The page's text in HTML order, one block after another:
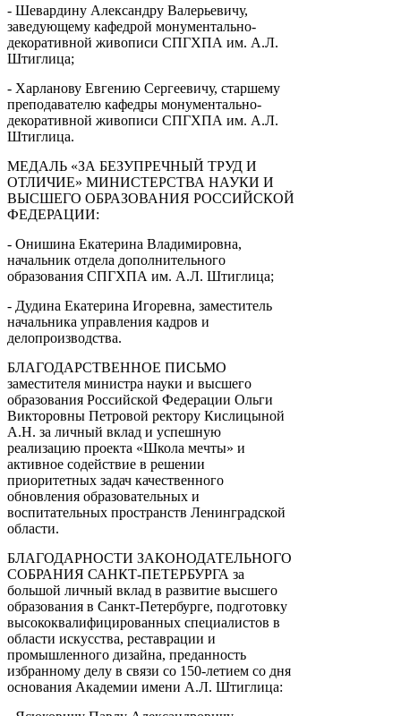
- Шевардину Александру Валерьевичу,
заведующему кафедрой монументально-
декоративной живописи СПГХПА им. А.Л.
Штиглица;
- Харланову Евгению Сергеевичу, старшему
преподавателю кафедры монументально-
декоративной живописи СПГХПА им. А.Л.
Штиглица.
МЕДАЛЬ «ЗА БЕЗУПРЕЧНЫЙ ТРУД И
ОТЛИЧИЕ» МИНИСТЕРСТВА НАУКИ И
ВЫСШЕГО ОБРАЗОВАНИЯ РОССИЙСКОЙ
ФЕДЕРАЦИИ:
- Онишина Екатерина Владимировна,
начальник отдела дополнительного
образования СПГХПА им. А.Л. Штиглица;
- Дудина Екатерина Игоревна, заместитель
начальника управления кадров и
делопроизводства.
БЛАГОДАРСТВЕННОЕ ПИСЬМО
заместителя министра науки и высшего
образования Российской Федерации Ольги
Викторовны Петровой ректору Кислицыной
А.Н. за личный вклад и успешную
реализацию проекта «Школа мечты» и
активное содействие в решении
приоритетных задач качественного
обновления образовательных и
воспитательных пространств Ленинградской
области.
БЛАГОДАРНОСТИ ЗАКОНОДАТЕЛЬНОГО
СОБРАНИЯ САНКТ-ПЕТЕРБУРГА за
большой личный вклад в развитие высшего
образования в Санкт-Петербурге, подготовку
высококвалифицированных специалистов в
области искусства, реставрации и
промышленного дизайна, преданность
избранному делу в связи со 150-летием со дня
основания Академии имени А.Л. Штиглица: